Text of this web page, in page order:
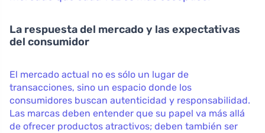
La respuesta del mercado y las expectativas
del consumidor
El mercado actual no es sólo un lugar de
transacciones, sino un espacio donde los
consumidores buscan autenticidad y responsabilidad.
Las marcas deben entender que su papel va más allá
de ofrecer productos atractivos; deben también ser